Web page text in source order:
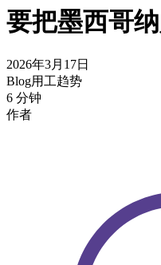
要把墨西哥
2026年3月17日
Blog用工趋势
6 分钟
作者